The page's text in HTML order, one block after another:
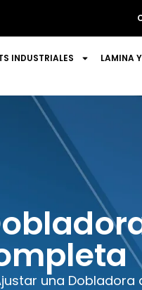
INDUSTRIALES LAMINA
una Dobladora